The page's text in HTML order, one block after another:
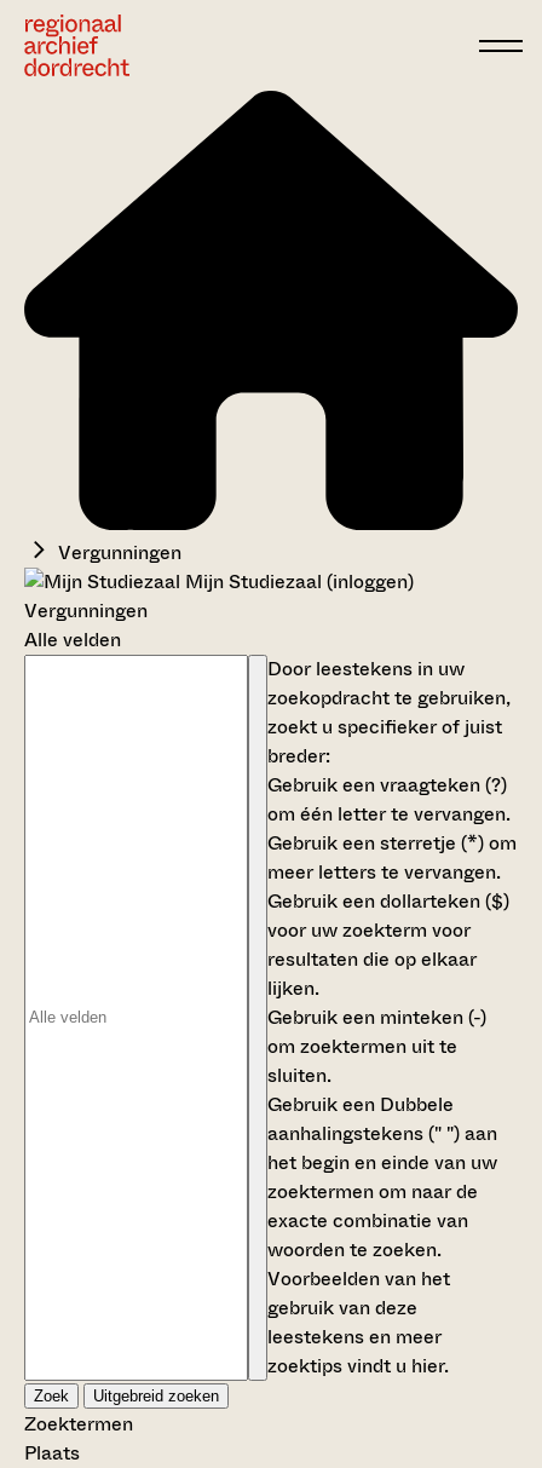
Vergunningen
Mijn Studiezaal (inloggen)
Vergunningen
Alle velden
Door leestekens in uw
zoekopdracht te gebruiken,
zoekt u specifieker of juist
breder:
Gebruik eenvraagteken (?)
om één letter te vervangen.
Gebruik eensterretje (*)om
meer letters te vervangen.
Gebruik eendollarteken ($)
voor uw zoekterm voor
resultaten die op elkaar
lijken.
Gebruik een minteken (-)
om zoektermen uit te
sluiten.
Gebruik een Dubbele
aanhalingstekens (" ")aan
het begin en einde van uw
zoektermen om naar de
exacte combinatie van
woorden te zoeken.
Voorbeelden van het
gebruik van deze
leestekens en meer
zoektips vindt u hier.
Zoek Uitgebreid zoeken
Zoektermen
Plaats